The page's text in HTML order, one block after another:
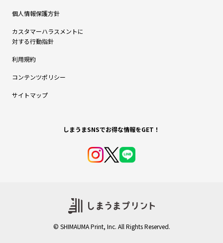
個人情報保護方針
カスタマーハラスメントに
対する行動指針
利用規約
コンテンツポリシー
サイトマップ
© SHIMAUMA Print, Inc. All Rights Reserved.